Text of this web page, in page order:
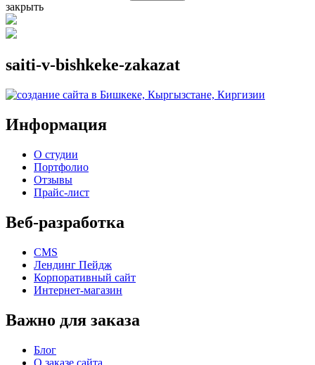
закрыть
saiti-v-bishkeke-zakazat
Информация
О студии
Портфолио
Отзывы
Прайс-лист
Веб-разработка
CMS
Лендинг Пейдж
Корпоративный сайт
Интернет-магазин
Важно для заказа
Блог
О заказе сайта